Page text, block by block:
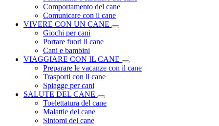
Comportamento del cane
Comunicare con il cane
VIVERE CON UN CANE
Giochi per cani
Portare fuori il cane
Cani e bambini
VIAGGIARE CON IL CANE
Preparare le vacanze con il cane
Trasporti con il cane
Spiagge per cani
SALUTE DEL CANE
Toelettatura del cane
Malattie del cane
Sintomi del cane